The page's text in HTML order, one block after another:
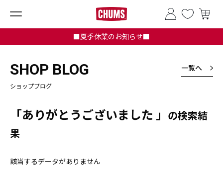
■夏季休業のお知らせ■
SHOP BLOG
ショップブログ
一覧へ
「ありがとうございました 」 の検索結
果
該当するデータがありません